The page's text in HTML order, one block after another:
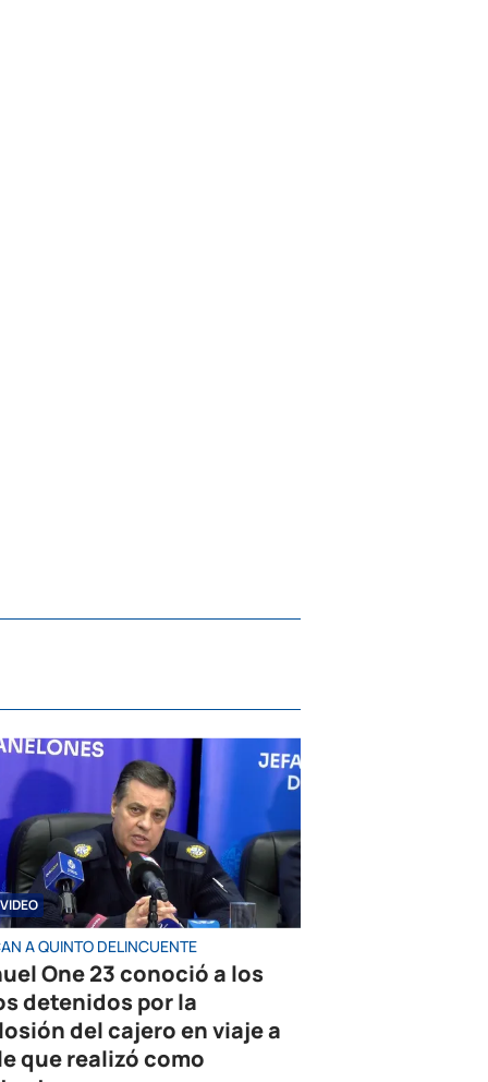
VIDEO
A QUINTO DELINCUENTE
One 23 conoció a los
detenidos por la
del cajero en viaje a
que realizó como